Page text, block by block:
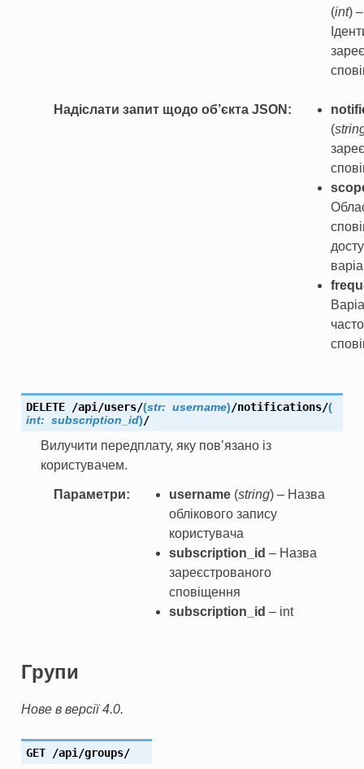
(int) –
Надіслати запит щодо об’єкта JSON
(
DELETE /api/users/(str: username)/notifications/(
int: subscription_id)/
Вилучити передплату, яку пов’язано із
користувачем.
Параметри username(string) – Назва
облікового запису
користувача
subscription_id – Назва
зареєстрованого
сповіщення
subscription_id – int
Групи
Нове в версії 4.0.
GET /api/groups/